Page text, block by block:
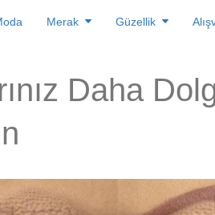
Merak Güzellik
Daha